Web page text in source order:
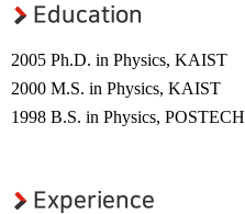
Education
2005 Ph.D. in Physics, KAIST
2000 M.S. in Physics, KAIST
1998 B.S. in Physics, POSTECH
Experience